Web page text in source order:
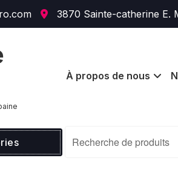
3870 Sainte-catherine E.
À propos de nous